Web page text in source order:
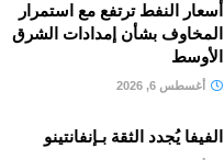
أسعار النفط ترتفع مع استمرار
المخاوف بشأن إمدادات الشرق
الأوسط
أغسطس 6, 2026
الفيفا يُجدد الثقة بـإنفانتينو